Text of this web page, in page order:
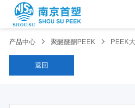
产品中心 聚醚醚酮PEEK PEEK
返回